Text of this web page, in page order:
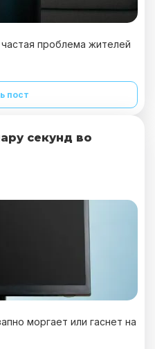
проблема жителей
пост
секунд во
моргает или гаснет на